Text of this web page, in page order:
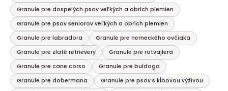
Granule pre dospelých psov veľkých a obrích plemien
Granule pre psov seniorov veľkých a obrích plemien
Granule pre labradora
Granule pre nemeckého ovčiaka
Granule pre zlaté retrievery
Granule pre rotvajlera
Granule pre cane corso
Granule pre buldoga
Granule pre dobermana
Granule pre psov s kĺbovou výživou